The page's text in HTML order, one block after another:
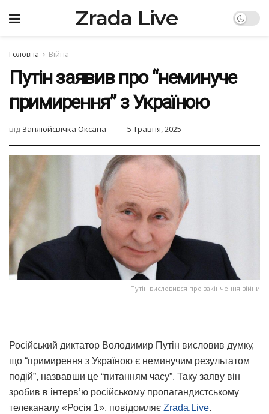
Zrada Live
Головна Війна
Путін заявив про “неминуче
примирення” з Україною
від Заплюйсвічка Оксана 5 Травня, 2025
Путін висловився про закінчення війни
Російський диктатор Володимир Путін висловив думку,
що “примирення з Україною є неминучим результатом
подій”, назвавши це “питанням часу”. Таку заяву він
зробив в інтерв’ю російському пропагандистському
телеканалу «Росія 1», повідомляє Zrada.Live.